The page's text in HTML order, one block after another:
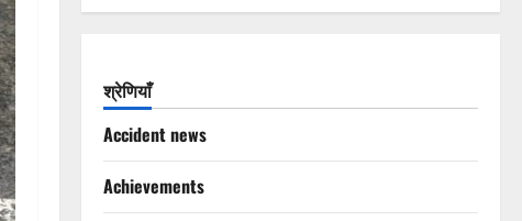
श्रेणियाँ
Accident news
Achievements